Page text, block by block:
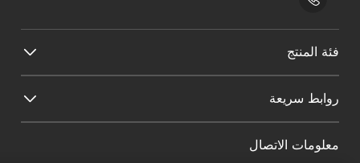
فئة المنتج
روابط سريعة
معلومات الاتصال